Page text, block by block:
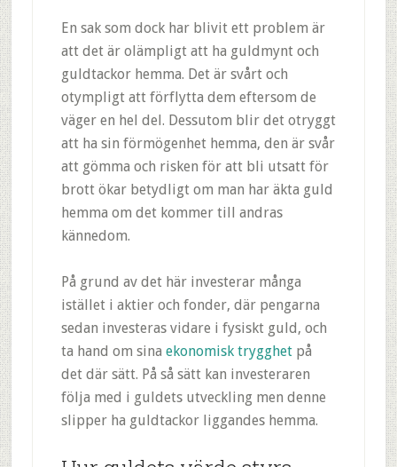
En sak som dock har blivit ett problem är
att det är olämpligt att ha guldmynt och
guldtackor hemma. Det är svårt och
otympligt att förflytta dem eftersom de
väger en hel del. Dessutom blir det otryggt
att ha sin förmögenhet hemma, den är svår
att gömma och risken för att bli utsatt för
brott ökar betydligt om man har äkta guld
hemma om det kommer till andras
kännedom.
På grund av det här investerar många
istället i aktier och fonder, där pengarna
sedan investeras vidare i fysiskt guld, och
ta hand om sina ekonomisk trygghetpå
det där sätt. På så sätt kan investeraren
följa med i guldets utveckling men denne
slipper ha guldtackor liggandes hemma.